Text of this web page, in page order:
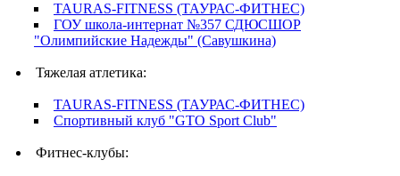
TAURAS-FITNESS (ТАУРАС-ФИТНЕС)
ГОУ школа-интернат №357 СДЮСШОР
"Олимпийские Надежды" (Савушкина)
Тяжелая атлетика:
TAURAS-FITNESS (ТАУРАС-ФИТНЕС)
Спортивный клуб "GTO Sport Club"
Фитнес-клубы: